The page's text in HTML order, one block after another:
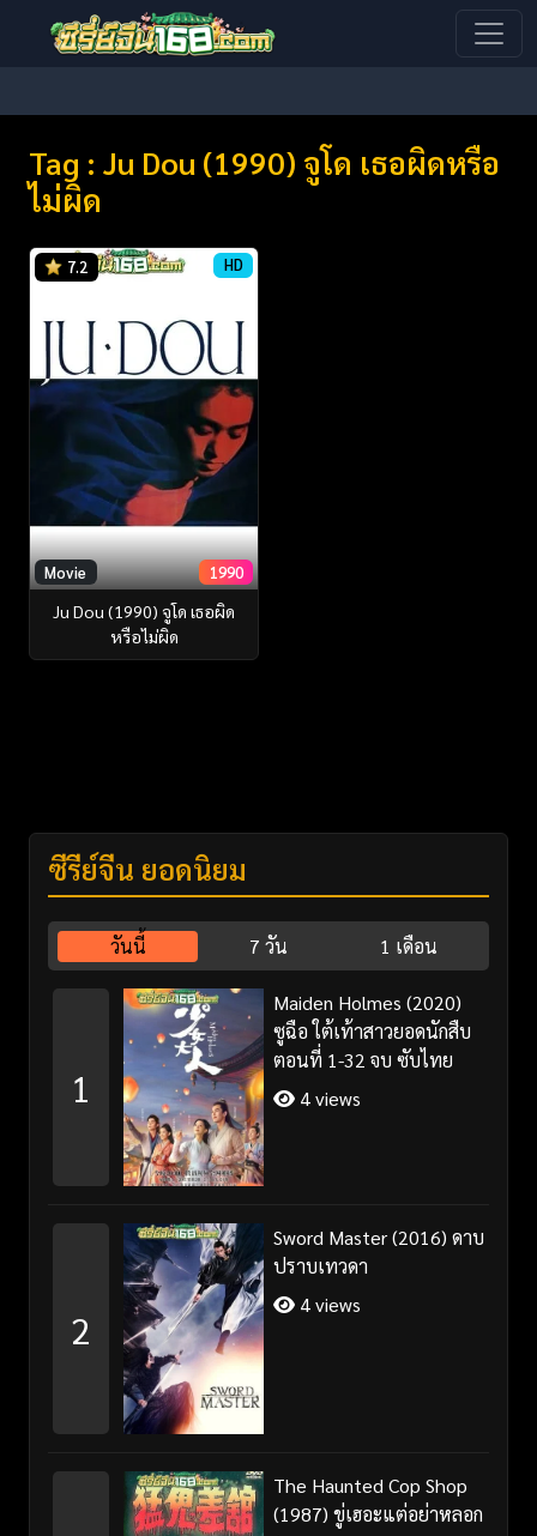
Tag : Ju Dou (1990) จูโด เธอผิดหรือ
ไม่ผิด
7.2 HD
Movie 1990
Ju Dou (1990) จูโด เธอผิด
หรือไม่ผิด
ซีรี่ย์จีน ยอดนิยม
วันนี้ 7 วัน 1 เดือน
1
Maiden Holmes (2020)
ซูฉือ ใต้เท้าสาวยอดนักสืบ
ตอนที่ 1-32 จบ ซับไทย
4 views
2
Sword Master (2016) ดาบ
ปราบเทวดา
4 views
The Haunted Cop Shop
(1987) ขู่เฮอะแต่อย่าหลอก